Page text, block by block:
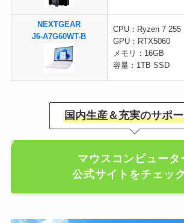
NEXTGEAR
J6-A7G60WT-B
CPU：Ryzen 7 255
GPU：RTX5060
メモリ：16GB
容量：1TB SSD
国内生産＆充実のサポ
マウスコンピュータ
公式サイトをチェッ